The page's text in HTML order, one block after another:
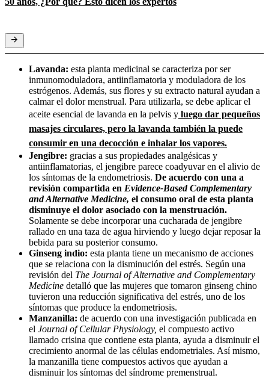
Lavanda: esta planta medicinal se caracteriza por ser
inmunomoduladora, antiinflamatoria y moduladora de los
estrógenos. Además, sus flores y su extracto natural ayudan a
calmar el dolor menstrual. Para utilizarla, se debe aplicar el
aceite esencial de lavanda en la pelvis y luego dar pequeños
masajes circulares, pero la lavanda también la puede
consumir en una decocción e inhalar los vapores.
Jengibre: gracias a sus propiedades analgésicas y
antiinflamatorias, el jengibre parece coadyuvar en el alivio de
los síntomas de la endometriosis. De acuerdo con una a
revisión compartida en Evidence-Based Complementary
and Alternative Medicine, el consumo oral de esta planta
disminuye el dolor asociado con la menstruación.
Solamente se debe incorporar una cucharada de jengibre
rallado en una taza de agua hirviendo y luego dejar reposar la
bebida para su posterior consumo.
Ginseng indio: esta planta tiene un mecanismo de acciones
que se relaciona con la disminución del estrés. Según una
revisión del The Journal of Alternative and Complementary
Medicine detalló que las mujeres que tomaron ginseng chino
tuvieron una reducción significativa del estrés, uno de los
síntomas que produce la endometriosis.
Manzanilla: de acuerdo con una investigación publicada en
el Journal of Cellular Physiology, el compuesto activo
llamado crisina que contiene esta planta, ayuda a disminuir el
crecimiento anormal de las células endometriales. Así mismo,
la manzanilla tiene compuestos activos que ayudan a
disminuir los síntomas del síndrome premenstrual.